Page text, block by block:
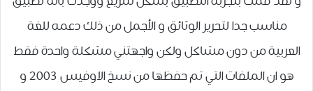
مناسب جدا لتحرير الوثائق و الأجمل من ذلك دعمه للغة
العربية من دون مشاكل ولكن واجهتني مشكلة واحدة فقط
هو ان الملفات التي تم حفظها من نسخ الاوفيس 2003 و